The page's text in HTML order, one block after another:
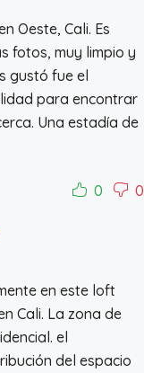
Oeste, Cali. Es
fotos, muy limpio y
gustó fue el
para encontrar
Una estadía de
0 0
en este loft
Cali. La zona de
el
del espacio